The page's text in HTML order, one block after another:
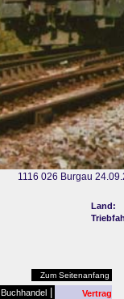
1116 026 Burgau
Land:
Zum Seitenanfang
Buchhandel
Vertrag